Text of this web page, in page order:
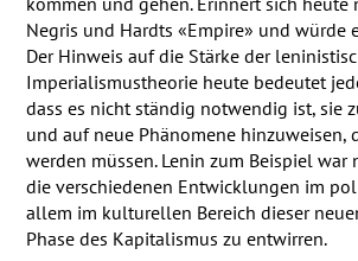
Negris und Hardts «Empire» und würde
Der Hinweis auf die Stärke der
Imperialismustheorie heute bedeutet
dass es nicht ständig notwendig ist, sie
und auf neue Phänomene hinzuweisen,
werden müssen. Lenin zum Beispiel war
die verschiedenen Entwicklungen im
allem im kulturellen Bereich dieser
Phase des Kapitalismus zu entwirren.